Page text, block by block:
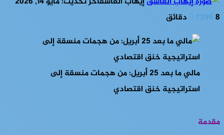
8 دقائق
مالي ما بعد 25 أبريل: من هجمات منسقة إلى
استراتيجية خنق اقتصادي
مقدمة